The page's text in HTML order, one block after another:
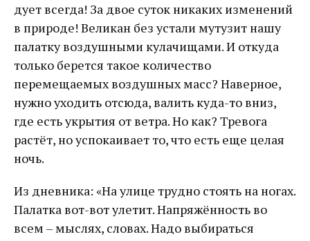
дует всегда! За двое суток никаких изменений
в природе! Великан без устали мутузит нашу
палатку воздушными кулачищами. И откуда
только берется такое количество
перемещаемых воздушных масс? Наверное,
нужно уходить отсюда, валить куда-то вниз,
где есть укрытия от ветра. Но как? Тревога
растёт, но успокаивает то, что есть еще целая
ночь.
Из дневника: «На улице трудно стоять на ногах.
Палатка вот-вот улетит. Напряжённость во
всем – мыслях, словах. Надо выбираться